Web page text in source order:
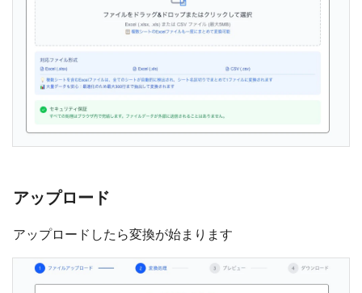
アップロード
アップロードしたら変換が始まります